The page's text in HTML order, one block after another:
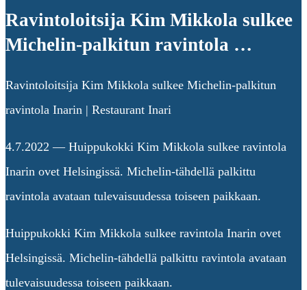
Ravintoloitsija Kim Mikkola sulkee
Michelin-palkitun ravintola …
Ravintoloitsija Kim Mikkola sulkee Michelin-palkitun
ravintola Inarin | Restaurant Inari
4.7.2022 — Huippukokki Kim Mikkola sulkee ravintola
Inarin ovet Helsingissä. Michelin-tähdellä palkittu
ravintola avataan tulevaisuudessa toiseen paikkaan.
Huippukokki Kim Mikkola sulkee ravintola Inarin ovet
Helsingissä. Michelin-tähdellä palkittu ravintola avataan
tulevaisuudessa toiseen paikkaan.